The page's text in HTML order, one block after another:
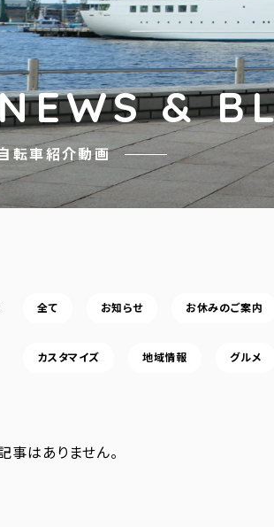
&
転車紹介動画
全て お知らせ お休みのご案内
カスタマイズ 地域情報 グルメ
事はありません。